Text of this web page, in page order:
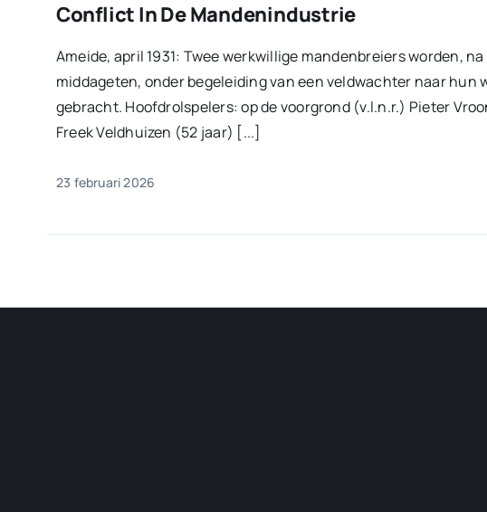
Conflict In De Mandenindustrie
Ameide, april 1931: Twee werkwillige mandenbreiers worden,
middageten, onder begeleiding van een veldwachter naar hun
gebracht. Hoofdrolspelers: op de voorgrond (v.l.n.r.) Pieter
Freek Veldhuizen (52 jaar) [...]
23 februari 2026